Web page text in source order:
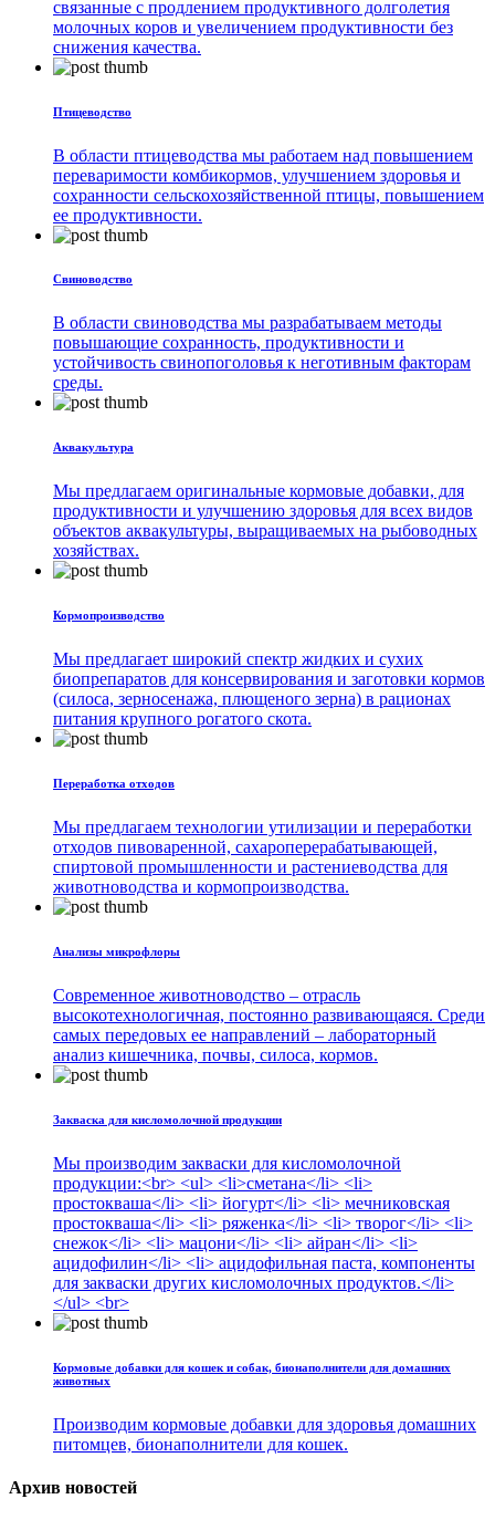
связанные с продлением продуктивного долголетия
молочных коров и увеличением продуктивности без
снижения качества.
Птицеводство
В области птицеводства мы работаем над повышением
переваримости комбикормов, улучшением здоровья и
сохранности сельскохозяйственной птицы, повышением
ее продуктивности.
Свиноводство
В области свиноводства мы разрабатываем методы
повышающие сохранность, продуктивности и
устойчивость свинопоголовья к неготивным факторам
среды.
Аквакультура
Мы предлагаем оригинальные кормовые добавки, для
продуктивности и улучшению здоровья для всех видов
объектов аквакультуры, выращиваемых на рыбоводных
хозяйствах.
Кормопроизводство
Мы предлагает широкий спектр жидких и сухих
биопрепаратов для консервирования и заготовки кормов
(силоса, зерносенажа, плющеного зерна) в рационах
питания крупного рогатого скота.
Переработка отходов
Мы предлагаем технологии утилизации и переработки
отходов пивоваренной, сахароперерабатывающей,
спиртовой промышленности и растениеводства для
животноводства и кормопроизводства.
Анализы микрофлоры
Современное животноводство – отрасль
высокотехнологичная, постоянно развивающаяся. Среди
самых передовых ее направлений – лабораторный
анализ кишечника, почвы, силоса, кормов.
Закваска для кисломолочной продукции
Мы производим закваски для кисломолочной
продукции:<br> <ul> <li>сметана</li> <li>
простокваша</li> <li> йогурт</li> <li> мечниковская
простокваша</li> <li> ряженка</li> <li> творог</li> <li>
снежок</li> <li> мацони</li> <li> айран</li> <li>
ацидофилин</li> <li> ацидофильная паста, компоненты
для закваски других кисломолочных продуктов.</li>
</ul> <br>
Кормовые добавки для кошек и собак, бионаполнители для домашних
животных
Производим кормовые добавки для здоровья домашних
питомцев, бионаполнители для кошек.
Архив новостей